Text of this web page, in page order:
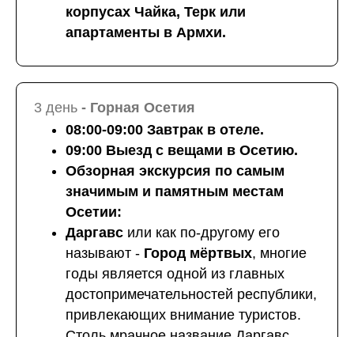
корпусах Чайка, Терк или
апартаменты в Армхи.
3 день - Горная Осетия
08:00-09:00 Завтрак в отеле.
09:00 Выезд с вещами в Осетию.
Обзорная экскурсия по самым
значимым и памятным местам
Осетии:
Даргавс или как по-другому его
называют - Город мёртвых, многие
годы является одной из главных
достопримечательностей республики,
привлекающих внимание туристов.